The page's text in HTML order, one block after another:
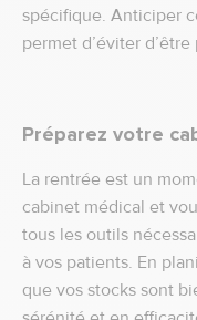
spécifique. Anticiper
permet d’éviter
Préparez votre
La rentrée est un
cabinet médical et
tous les outils
à vos patients. En
que vos stocks sont